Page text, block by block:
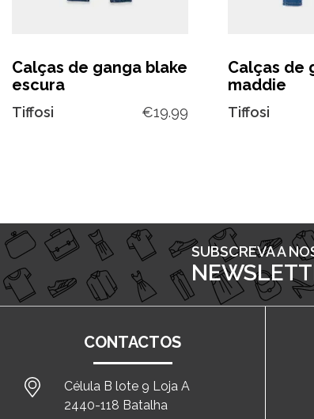
Calças de ganga blake
escura
Tiffosi €19.99
Calças de
maddie
Tiffosi
SUBSCREVA A
CONTACTOS
Célula B lote 9 Loja A
2440-118 Batalha